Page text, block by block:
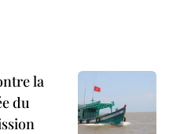
la
du